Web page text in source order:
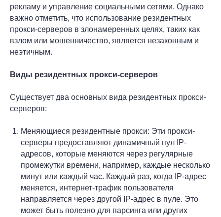
рекламу и управление социальными сетями. Однако
важно отметить, что использование резидентных
прокси-серверов в злонамеренных целях, таких как
взлом или мошенничество, является незаконным и
неэтичным.
Виды резидентных прокси-серверов
Существует два основных вида резидентных прокси-
серверов:
Меняющиеся резидентные прокси: Эти прокси-
серверы предоставляют динамичный пул IP-
адресов, которые меняются через регулярные
промежутки времени, например, каждые несколько
минут или каждый час. Каждый раз, когда IP-адрес
меняется, интернет-трафик пользователя
направляется через другой IP-адрес в пуле. Это
может быть полезно для парсинга или других